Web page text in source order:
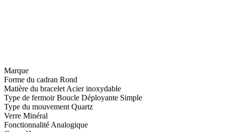
Marque
Forme du cadran Rond
Matière du bracelet Acier inoxydable
Type de fermoir Boucle Déployante Simple
Type du mouvement Quartz
Verre Minéral
Fonctionnalité Analogique